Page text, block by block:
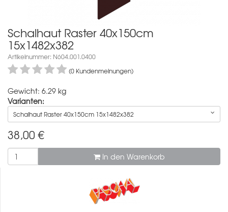
Schalhaut Raster 40x150cm
15x1482x382
Artikelnummer: N604.001.0400
(0 Kundenmeinungen)
Gewicht: 6.29 kg
Varianten:
Schalhaut Raster 40x150cm 15x1482x382
38,00 €
In den Warenkorb